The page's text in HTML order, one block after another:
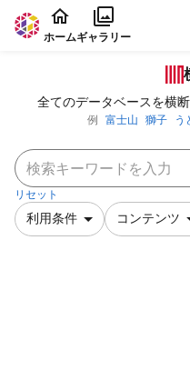
本文に飛ぶ
ホームギャラリー
全てのデータベースを横
例 富士山 獅子 う
リセット
利用条件 コンテンツ